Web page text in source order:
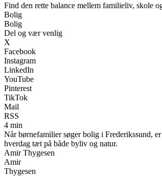
Find den rette balance mellem familieliv, skole
Bolig
Bolig
Del og vær venlig
X
Facebook
Instagram
LinkedIn
YouTube
Pinterest
TikTok
Mail
RSS
4 min
Når børnefamilier søger bolig i Frederikssund,
hverdag tæt på både byliv og natur.
Amir Thygesen
Amir
Thygesen